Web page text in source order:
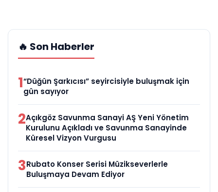
🔥 Son Haberler
1“Düğün Şarkıcısı” seyircisiyle buluşmak için
gün sayıyor
2Açıkgöz Savunma Sanayi AŞ Yeni Yönetim
Kurulunu Açıkladı ve Savunma Sanayinde
Küresel Vizyon Vurgusu
3Rubato Konser Serisi Müzikseverlerle
Buluşmaya Devam Ediyor